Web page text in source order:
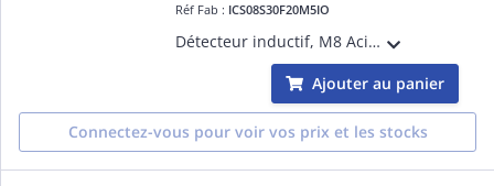
Réf Fab : ICS08S30F20M5IO
Détecteur inductif, M8 Acier inoxydable, connecteur M8, Sn 2mm, Montage encastré, Corps court, NPN/PNP/Push-pull, NO/NC, 10-30Vcc, Courant de sortie max 100mA, Fréquence de commutation max 2kHz, température -25 °C - +80 °C, IP67, IO-Link
Ajouter au panier
Connectez-vous pour voir vos prix et les stocks